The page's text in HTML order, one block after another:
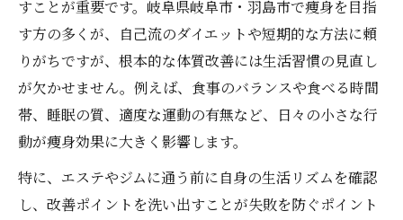
理想のボディへ導く習慣改善術
痩身と習慣改善で体質リセットの秘訣
続けやすい痩身習慣の作り方を紹介
痩身を加速させる生活リズムの整え方
痩身効果を感じるための習慣見直し術
理想体型へ近づく痩身サポート習慣
岐阜県エリアで注目の痩身メソッド
すことが重要です。岐阜県岐阜市・羽島市で痩身を目指
す方の多くが、自己流のダイエットや短期的な方法に頼
りがちですが、根本的な体質改善には生活習慣の見直し
が欠かせません。例えば、食事のバランスや食べる時間
帯、睡眠の質、適度な運動の有無など、日々の小さな行
動が痩身効果に大きく影響します。
特に、エステやジムに通う前に自身の生活リズムを確認
し、改善ポイントを洗い出すことが失敗を防ぐポイント